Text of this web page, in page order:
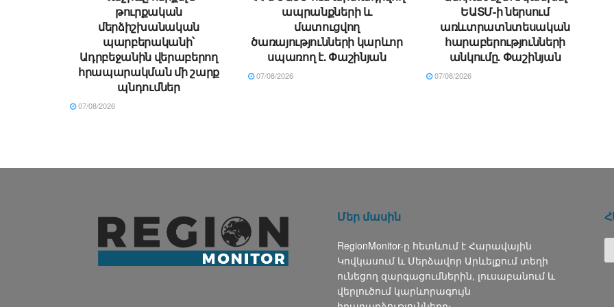
թուրքական
մերձիշխանական
պարբերականի՝
Ադրբեջանին վերաբերող
հրապարակման մի շարք
պնդումներ
07/08/2026
ապրանքների և
մատուցվող
ծառայությունների կարևոր
սպառող է. Փաշինյան
07/08/2026
ԵԱՏՄ-ի ներսում
առևտրատնտեսական
հարաբերությունների
անկումը. Փաշինյան
07/08/2026
Մեր մասին
RegionMonitor-ը հետևում է Հարավային
Կովկասում և Մերձավոր Արևելքում տեղի
ունեցող զարգացումներին, լուսաբանում և
վերլուծում կարևորագույն